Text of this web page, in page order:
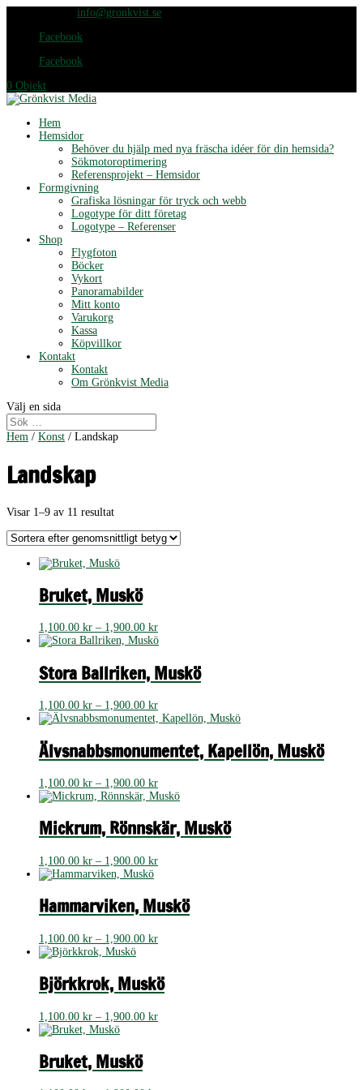
info@gronkvist.se
Facebook
Facebook
0 Objekt
Hem
Hemsidor
Behöver du hjälp med nya fräscha idéer för din hemsida?
Sökmotoroptimering
Referensprojekt – Hemsidor
Formgivning
Grafiska lösningar för tryck och webb
Logotype för ditt företag
Logotype – Referenser
Shop
Flygfoton
Böcker
Vykort
Panoramabilder
Mitt konto
Varukorg
Kassa
Köpvillkor
Kontakt
Kontakt
Om Grönkvist Media
Välj en sida
Hem / Konst / Landskap
Landskap
Visar 1–9 av 11 resultatSortera
genomsnittligt
betyg
Bruket, Muskö
1,100.00 kr – 1,900.00 krPrisintervall:
1,100.00 kr
1,900.00 kr
Stora Ballriken, Muskö
1,100.00 kr – 1,900.00 krPrisintervall:
1,100.00 kr
1,900.00 kr
Älvsnabbsmonumentet, Kapellön, Muskö
1,100.00 kr – 1,900.00 krPrisintervall:
1,100.00 kr
1,900.00 kr
Mickrum, Rönnskär, Muskö
1,100.00 kr – 1,900.00 krPrisintervall:
1,900.00 kr
Hammarviken, Muskö
1,100.00 kr – 1,900.00 krPrisintervall:
1,900.00 kr
Björkkrok, Muskö
1,100.00 kr – 1,900.00 krPrisintervall:
Bruket, Muskö